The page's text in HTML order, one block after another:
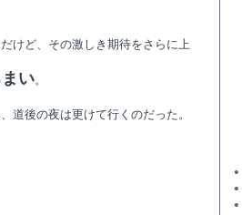
けど、その激しき期待をさらに上
い。
道後の夜は更けて行くのだった。